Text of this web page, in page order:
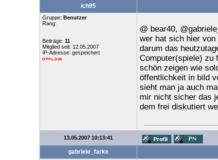
ich95
Gruppe: Benutzer
Rang:
Beiträge: 11
Mitglied seit: 12.05.2007
IP-Adresse: gespeichert
@ bear40,
wer hat sich hier
darum das
Computer(spiele) zu
schön zeigen wie
öffentlichkeit in bild
sieht man ja auch
mir nicht sicher das
dem frei diskutiert
13.05.2007 10:13:41
gabriele_farke